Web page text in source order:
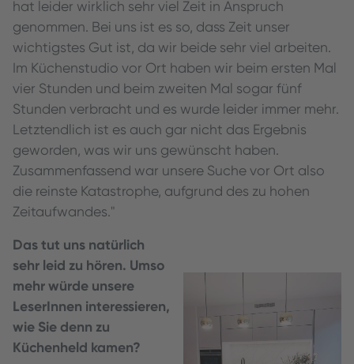
hat leider wirklich sehr viel Zeit in Anspruch
genommen. Bei uns ist es so, dass Zeit unser
wichtigstes Gut ist, da wir beide sehr viel arbeiten.
Im Küchenstudio vor Ort haben wir beim ersten Mal
vier Stunden und beim zweiten Mal sogar fünf
Stunden verbracht und es wurde leider immer mehr.
Letztendlich ist es auch gar nicht das Ergebnis
geworden, was wir uns gewünscht haben.
Zusammenfassend war unsere Suche vor Ort also
die reinste Katastrophe, aufgrund des zu hohen
Zeitaufwandes."
Das tut uns natürlich
sehr leid zu hören. Umso
mehr würde unsere
LeserInnen interessieren,
wie Sie denn zu
Küchenheld kamen?